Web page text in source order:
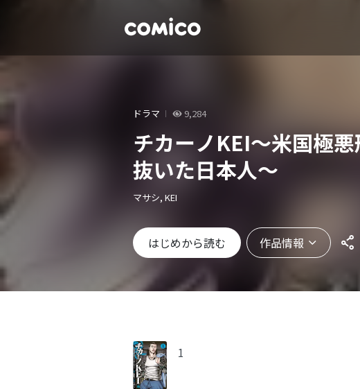
ドラマ 9,284
チカーノKEI～米国極
抜いた日本人～
マサシ, KEI
はじめから読む 作品情報
1